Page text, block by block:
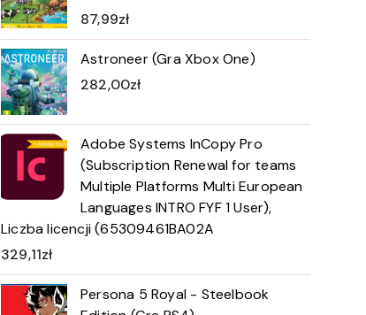
87,99zł
Astroneer (Gra Xbox One)
282,00zł
Adobe Systems InCopy Pro
(Subscription Renewal for teams
Multiple Platforms Multi European
Languages INTRO FYF 1 User),
Liczba licencji (65309461BA02A
329,11zł
Persona 5 Royal - Steelbook